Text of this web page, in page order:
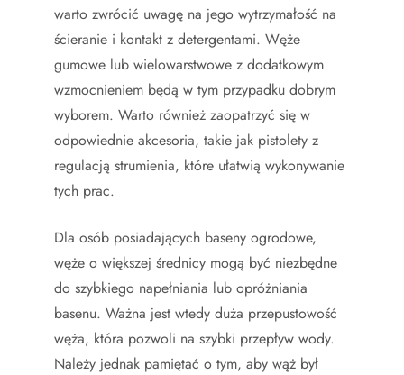
warto zwrócić uwagę na jego wytrzymałość na
ścieranie i kontakt z detergentami. Węże
gumowe lub wielowarstwowe z dodatkowym
wzmocnieniem będą w tym przypadku dobrym
wyborem. Warto również zaopatrzyć się w
odpowiednie akcesoria, takie jak pistolety z
regulacją strumienia, które ułatwią wykonywanie
tych prac.
Dla osób posiadających baseny ogrodowe,
węże o większej średnicy mogą być niezbędne
do szybkiego napełniania lub opróżniania
basenu. Ważna jest wtedy duża przepustowość
węża, która pozwoli na szybki przepływ wody.
Należy jednak pamiętać o tym, aby wąż był